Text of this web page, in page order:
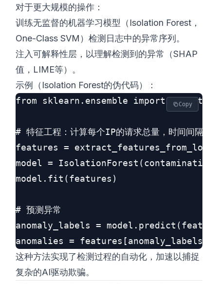
对于更大规模的操作：
训练无监督的机器学习模型（Isolation Forest，
One-Class SVM）检测日志中的异常序列。
注入可解释性层，以理解检测到的异常（SHAP
值，LIME等）。
示例（Isolation Forest的伪代码）：
from sklearn.ensemble import
# 特征工程：计算每个IP的请求总量，时间间隔等
features =
model =
model.fit(features)
# 预测异常
anomaly_labels =
Copy
这种方法实现了检测过程的自动化，加速以捕捉
复杂的AI驱动欺骗。